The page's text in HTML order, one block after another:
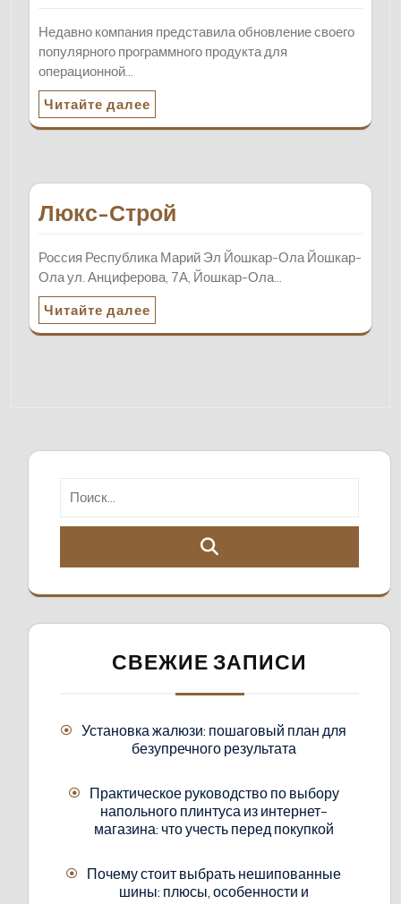
Недавно компания представила обновление своего
популярного программного продукта для
операционной…
Читайте далее
Люкс-Строй
Россия Республика Марий Эл Йошкар-Ола Йошкар-
Ола ул. Анциферова, 7А, Йошкар-Ола…
Читайте далее
СВЕЖИЕ ЗАПИСИ
Установка жалюзи: пошаговый план для
безупречного результата
Практическое руководство по выбору
напольного плинтуса из интернет-
магазина: что учесть перед покупкой
Почему стоит выбрать нешипованные
шины: плюсы, особенности и